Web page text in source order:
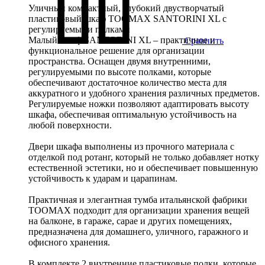
Сравнить
Уличный компактный, глубокий двустворчатый
пластиковый шкаф TOOMAX SANTORINI XL с
регулируемыми полками
Малый шкаф SANTORINI XL – практичное и
функциональное решение для организации
пространства. Оснащен двумя внутренними,
регулируемыми по высоте полками, которые
обеспечивают достаточное количество места для
аккуратного и удобного хранения различных предметов.
Регулируемые ножки позволяют адаптировать высоту
шкафа, обеспечивая оптимальную устойчивость на
любой поверхности.
Двери шкафа выполнены из прочного материала с
отделкой под ротанг, который не только добавляет нотку
естественной эстетики, но и обеспечивает повышенную
устойчивость к ударам и царапинам.
Практичная и элегантная тумба итальянской фабрики
TOOMAX подходит для организации хранения вещей
на балконе, в гараже, сарае и других помещениях,
предназначена для домашнего, уличного, гаражного и
офисного хранения.